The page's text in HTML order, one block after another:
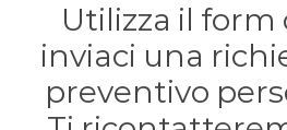
Utilizza il
inviaci una
preventivo